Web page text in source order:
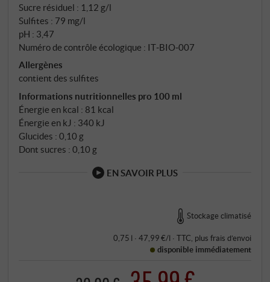
Sucre résiduel : 1,12 g/l
Sulfites : 79 mg/l
pH : 3,47
Numéro de contrôle écologique : IT‑BIO‑007
Allergènes
contient des sulfites
Informations nutritionnelles pro 100 ml
Énergie en kcal : 81 kcal
Énergie en kJ : 340 kJ
Glucides : 0,10 g
Dont sucres : 0,10 g
EN SAVOIR PLUS
Stockage climatisé
0,75 l · 47,99 €/l · TTC , plus frais d’envoi
disponible immédiatement